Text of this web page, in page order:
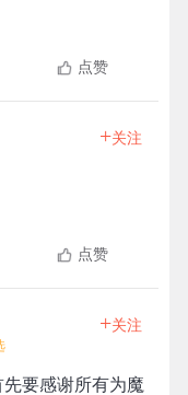
点赞
+关注
点赞
+关注
要感谢所有为魔